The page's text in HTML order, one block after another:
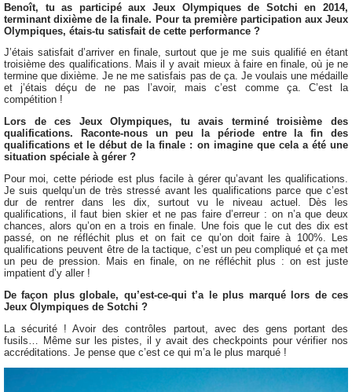
Benoît, tu as participé aux Jeux Olympiques de Sotchi en 2014,
terminant dixième de la finale. Pour ta première participation aux Jeux
Olympiques, étais-tu satisfait de cette performance ?
J’étais satisfait d’arriver en finale, surtout que je me suis qualifié en étant
troisième des qualifications. Mais il y avait mieux à faire en finale, où je ne
termine que dixième. Je ne me satisfais pas de ça. Je voulais une médaille
et j’étais déçu de ne pas l’avoir, mais c’est comme ça. C’est la
compétition !
Lors de ces Jeux Olympiques, tu avais terminé troisième des
qualifications. Raconte-nous un peu la période entre la fin des
qualifications et le début de la finale : on imagine que cela a été une
situation spéciale à gérer ?
Pour moi, cette période est plus facile à gérer qu’avant les qualifications.
Je suis quelqu’un de très stressé avant les qualifications parce que c’est
dur de rentrer dans les dix, surtout vu le niveau actuel. Dès les
qualifications, il faut bien skier et ne pas faire d’erreur : on n’a que deux
chances, alors qu’on en a trois en finale. Une fois que le cut des dix est
passé, on ne réfléchit plus et on fait ce qu’on doit faire à 100%. Les
qualifications peuvent être de la tactique, c’est un peu compliqué et ça met
un peu de pression. Mais en finale, on ne réfléchit plus : on est juste
impatient d’y aller !
De façon plus globale, qu’est-ce-qui t’a le plus marqué lors de ces
Jeux Olympiques de Sotchi ?
La sécurité ! Avoir des contrôles partout, avec des gens portant des
fusils… Même sur les pistes, il y avait des checkpoints pour vérifier nos
accréditations. Je pense que c’est ce qui m’a le plus marqué !